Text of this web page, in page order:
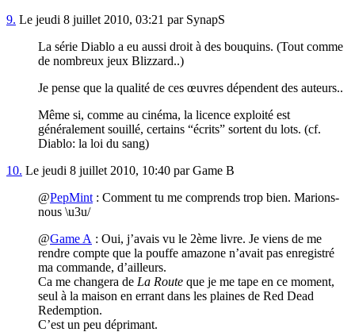
9. Le jeudi 8 juillet 2010, 03:21 par SynapS
La série Diablo a eu aussi droit à des bouquins. (Tout comme
de nombreux jeux Blizzard..)
Je pense que la qualité de ces œuvres dépendent des auteurs..
Même si, comme au cinéma, la licence exploité est
généralement souillé, certains “écrits” sortent du lots. (cf.
Diablo: la loi du sang)
10. Le jeudi 8 juillet 2010, 10:40 par Game B
@PepMint : Comment tu me comprends trop bien. Marions-
nous \u3u/
@Game A : Oui, j’avais vu le 2ème livre. Je viens de me
rendre compte que la pouffe amazone n’avait pas enregistré
ma commande, d’ailleurs.
Ca me changera de La Route que je me tape en ce moment,
seul à la maison en errant dans les plaines de Red Dead
Redemption.
C’est un peu déprimant.